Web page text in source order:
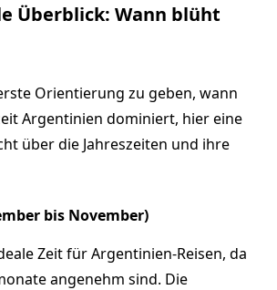
Überblick: Wann blüht
Orientierung zu geben, wann
Argentinien dominiert, hier eine
über die Jahreszeiten und ihre
bis November)
Zeit für Argentinien-Reisen, da
angenehm sind. Die